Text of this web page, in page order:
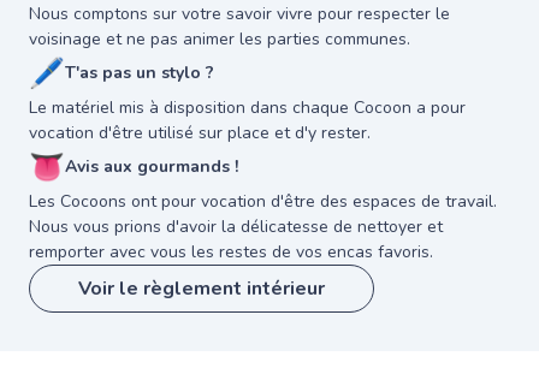
Nous comptons sur votre savoir vivre pour respecter le
voisinage et ne pas animer les parties communes.
🖊T'as pas un stylo ?
Le matériel mis à disposition dans chaque Cocoon a pour
vocation d'être utilisé sur place et d'y rester.
👅Avis aux gourmands !
Les Cocoons ont pour vocation d'être des espaces de travail.
Nous vous prions d'avoir la délicatesse de nettoyer et
remporter avec vous les restes de vos encas favoris.
Voir le règlement intérieur